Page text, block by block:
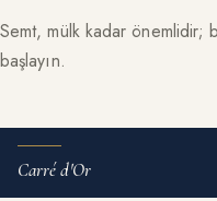
Semt, mülk kadar önemlidir;
başlayın.
Carré d'Or